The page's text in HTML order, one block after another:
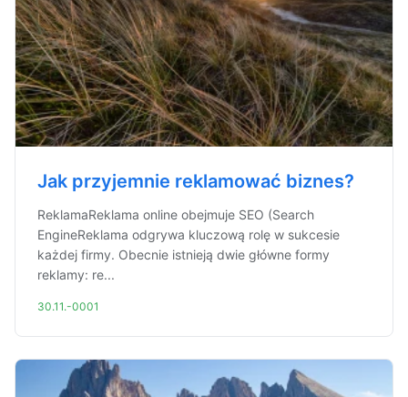
Jak przyjemnie reklamować biznes?
ReklamaReklama online obejmuje SEO (Search
EngineReklama odgrywa kluczową rolę w sukcesie
każdej firmy. Obecnie istnieją dwie główne formy
reklamy: re...
30.11.-0001